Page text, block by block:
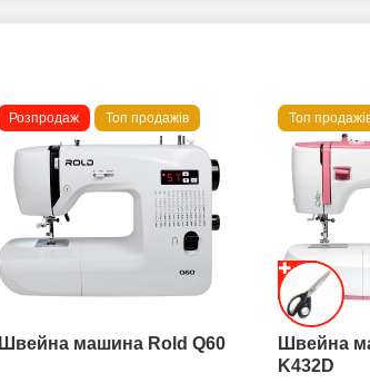
Розпродаж Топ продажів
Швейна машина Rold Q60
Топ
Швейна
K432D